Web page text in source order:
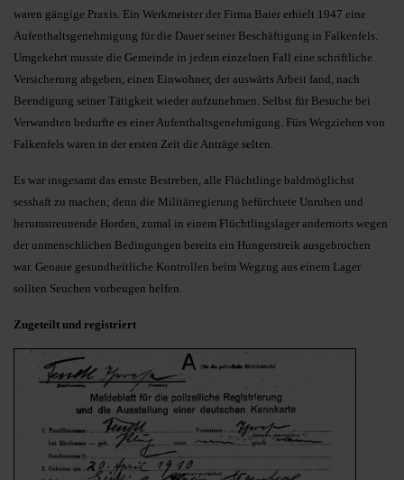
waren gängige Praxis. Ein Werkmeister der Firma Baier erhielt 1947 eine
Aufenthaltsgenehmigung für die Dauer seiner Beschäftigung in Falkenfels.
Umgekehrt musste die Gemeinde in jedem einzelnen Fall eine schriftliche
Versicherung abgeben, einen Einwohner, der auswärts Arbeit fand, nach
Beendigung seiner Tätigkeit wieder aufzunehmen. Selbst für Besuche bei
Verwandten bedurfte es einer Aufenthaltsgenehmigung. Fürs Wegziehen von
Falkenfels waren in der ersten Zeit die Anträge selten.
Es war insgesamt das ernste Bestreben, alle Flüchtlinge baldmöglichst
sesshaft zu machen; denn die Militärregierung befürchtete Unruhen und
herumstreunende Horden, zumal in einem Flüchtlingslager andernorts wegen
der unmenschlichen Bedingungen bereits ein Hungerstreik ausgebrochen
war. Genaue gesundheitliche Kontrollen beim Wegzug aus einem Lager
sollten Seuchen vorbeugen helfen.
Zugeteilt und registriert